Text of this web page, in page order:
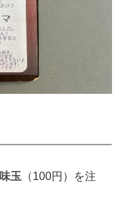
味玉 （100円）を注